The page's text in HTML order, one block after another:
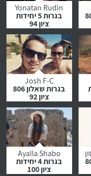
Yonatan Rudin
בגרות 5 יחידות
ציון 94
לחץ לצפייה
בהמלצה
Josh F-C
בגרות שאלון 806
ציון 92
לחץ לצפייה
בהמלצה
Ayalla Shabo
בגרות 4 יחידות
ציון 100